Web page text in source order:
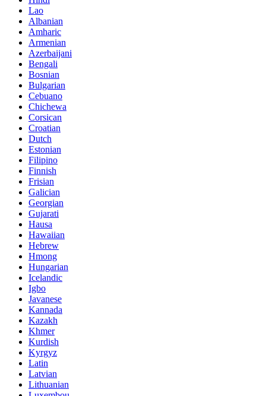
Lao
Albanian
Amharic
Armenian
Azerbaijani
Bengali
Bosnian
Bulgarian
Cebuano
Chichewa
Corsican
Croatian
Dutch
Estonian
Filipino
Finnish
Frisian
Galician
Georgian
Gujarati
Hausa
Hawaiian
Hebrew
Hmong
Hungarian
Icelandic
Igbo
Javanese
Kannada
Kazakh
Khmer
Kurdish
Kyrgyz
Latin
Latvian
Lithuanian